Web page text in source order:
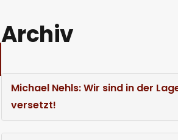
Archiv
Michael Nehls: Wir sind in der
versetzt!